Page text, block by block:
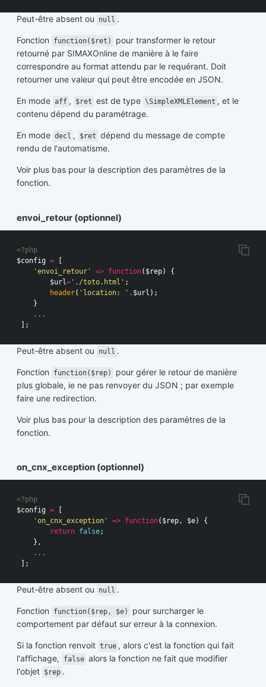
Peut-être absent ou null .
Fonction function($ret)
pour transformer le retour
retourné par SIMAXOnline de manière à le faire
correspondre au format attendu par le requérant. Doit
retourner une valeur qui peut être encodée en JSON.
En mode aff , $ret est de type \SimpleXMLElement , et le
contenu dépend du paramétrage.
En mode decl , $ret dépend du message de compte
rendu de l'automatisme.
Voir plus bas pour la description des paramètres de la
fonction.
envoi_retour (optionnel)
<?php
$config =
[
'envoi_retour'
=> function( $rep)
{
$url = './toto.html' ;
header( 'location: ' . $url );
}
...
];
Peut-être absent ou null .
Fonction function($rep)
pour gérer le retour de manière
plus globale, ie ne pas renvoyer du JSON ; par exemple
faire une redirection.
Voir plus bas pour la description des paramètres de la
fonction.
on_cnx_exception (optionnel)
<?php
$config =
'on_cnx_exception'
=> function( $rep, $e)
{
return false;
},
...
];
Peut-être absent ou null .
Fonction function($rep, $e)
pour surcharger le
comportement par défaut sur erreur à la connexion.
Si la fonction renvoit true , alors c'est la fonction qui fait
l'affichage,
false alors la fonction ne fait que modifier
l'objet $rep .